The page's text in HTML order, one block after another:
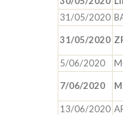
31/05/2020
31/05/2020
5/06/2020
7/06/2020
13/06/2020